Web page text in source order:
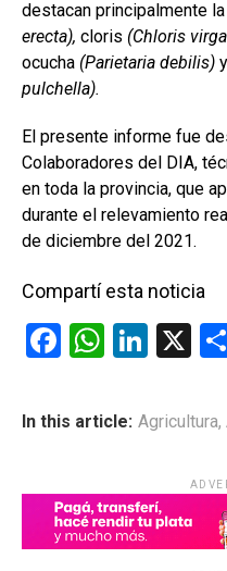
destacan principalmente
erecta), cloris (Chloris
ocucha (Parietaria debilis)
pulchella).
El presente informe fue
Colaboradores del DIA,
en toda la provincia, que
durante el relevamiento
de diciembre del 2021.
Compartí esta noticia
F
ce
o
k
W
at
p
p
Li
ke
dI
X
In this article: Agricultura,